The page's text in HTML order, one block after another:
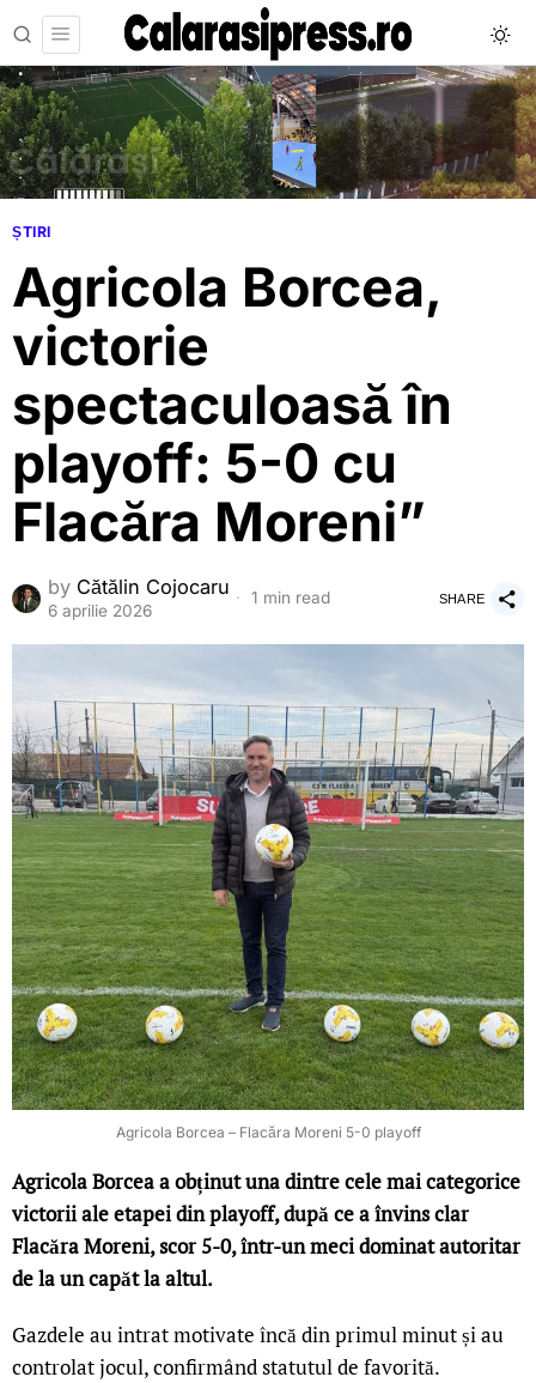
ȘTIRI
Agricola Borcea,
victorie
spectaculoasă în
playoff: 5-0 cu
Flacăra Moreni”
by Cătălin Cojocaru
6 aprilie 2026
1 min read SHARE
Agricola Borcea – Flacăra Moreni 5-0 playoff
Agricola Borcea a obținut una dintre cele mai categorice
victorii ale etapei din playoff, după ce a învins clar
Flacăra Moreni, scor 5-0, într-un meci dominat autoritar
de la un capăt la altul.
Gazdele au intrat motivate încă din primul minut și au
controlat jocul, confirmând statutul de favorită.